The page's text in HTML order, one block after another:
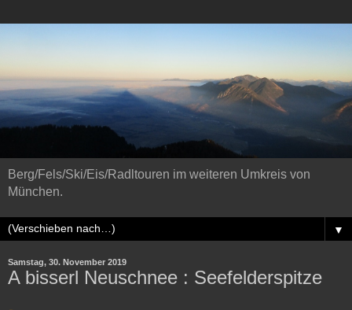
Berg/Fels/Ski/Eis/Radltouren im weiteren Umkreis von
München.
▼
Samstag, 30. November 2019
A bisserl Neuschnee : Seefelderspitze